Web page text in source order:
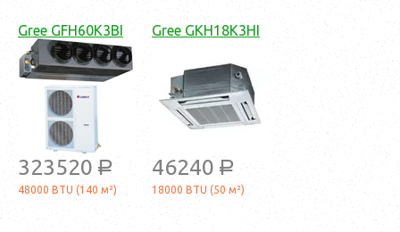
Gree GFH60K3BI
323520 a
48000 BTU (140 м²)
Gree GKH18K3HI
46240 a
18000 BTU (50 м²)